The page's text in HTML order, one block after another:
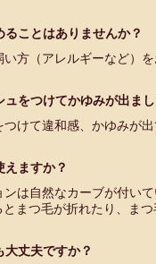
ることはありませんか？
い方（アレルギーなど）
ュをつけてかゆみが出ま
つけて違和感、かゆみが
えますか？
ンは自然なカーブが付い
つ毛が折れたり、まつ
丈夫ですか？